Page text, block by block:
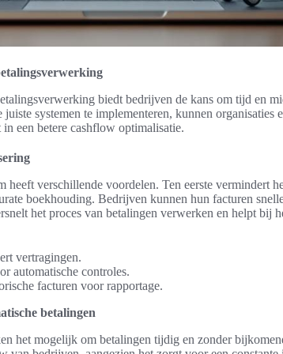
biedt bedrijven de kans om tijd en
systemen te implementeren, kunnen organisaties
een betere cashflow optimalisatie.
heeft verschillende voordelen. Ten eerste vermindert
boekhouding. Bedrijven kunnen hun facturen
het proces van betalingen verwerken en helpt bij
vertragingen.
automatische controles.
facturen voor rapportage.
betalingen
het mogelijk om betalingen tijdig en zonder